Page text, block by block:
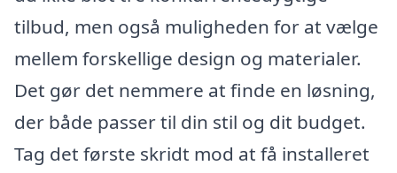
tilbud, men også muligheden for at vælge
mellem forskellige design og materialer.
Det gør det nemmere at finde en løsning,
der både passer til din stil og dit budget.
Tag det første skridt mod at få installeret